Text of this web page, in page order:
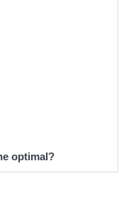
optimal?